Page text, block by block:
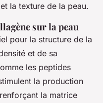
la texture de la peau.
sur la peau
pour la structure de la
et de sa
les peptides
la production
la matrice